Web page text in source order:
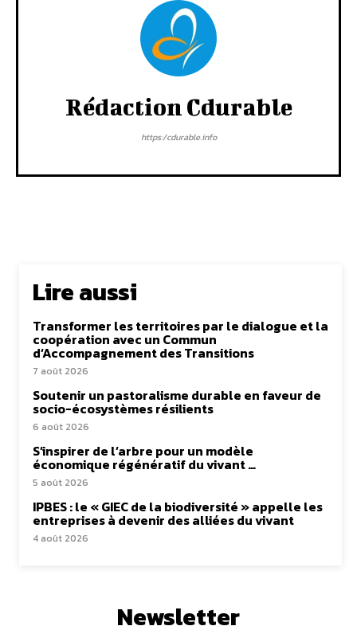
Rédaction Cdurable
https:/cdurable.info
Lire aussi
Transformer les territoires par le dialogue et la
coopération avec un Commun
d’Accompagnement des Transitions
7 août 2026
Soutenir un pastoralisme durable en faveur de
socio-écosystèmes résilients
6 août 2026
S’inspirer de l’arbre pour un modèle
économique régénératif du vivant …
5 août 2026
IPBES : le « GIEC de la biodiversité » appelle les
entreprises à devenir des alliées du vivant
4 août 2026
Newsletter